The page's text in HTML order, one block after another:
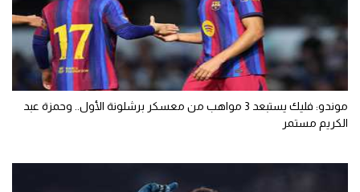
موندو: فليك يستبعد 3 مواهب من معسكر برشلونة الأول.. وحمزة عبد
الكريم مستمر